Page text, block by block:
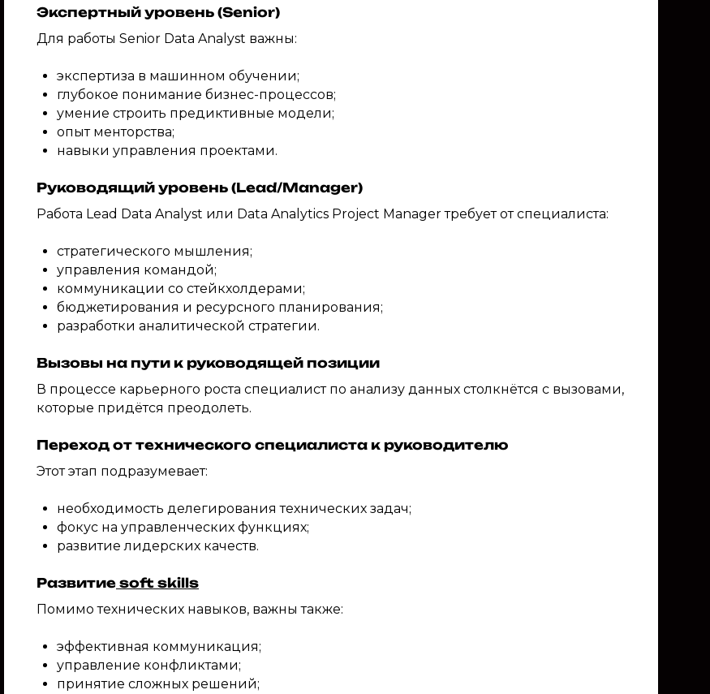
Экспертный уровень (Senior)
Для работы Senior Data Analyst важны:
экспертиза в машинном обучении;
глубокое понимание бизнес-процессов;
умение строить предиктивные модели;
опыт менторства;
навыки управления проектами.
Руководящий уровень (Lead/Manager)
Работа Lead Data Analyst или Data Analytics Project Manager требует от специалиста:
стратегического мышления;
управления командой;
коммуникации со стейкхолдерами;
бюджетирования и ресурсного планирования;
разработки аналитической стратегии.
Вызовы на пути к руководящей позиции
В процессе карьерного роста специалист по анализу данных столкнётся с вызовами,
которые придётся преодолеть.
Переход от технического специалиста к руководителю
Этот этап подразумевает:
необходимость делегирования технических задач;
фокус на управленческих функциях;
развитие лидерских качеств.
Развитие soft skills
Помимо технических навыков, важны также:
эффективная коммуникация;
управление конфликтами;
принятие сложных решений;